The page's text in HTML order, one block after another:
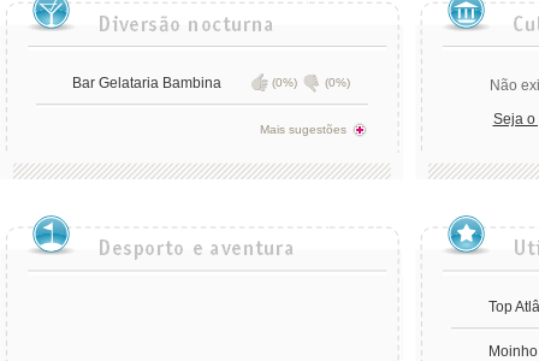
Bar Gelataria Bambina (0%) (0%)
Mais sugestões
Não
Seja o
Top